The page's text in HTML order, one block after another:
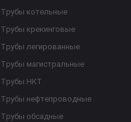
Трубы котельные
Трубы крекинговые
Трубы легированные
Трубы магистральные
Трубы НКТ
Трубы нефтепроводные
Трубы обсадные